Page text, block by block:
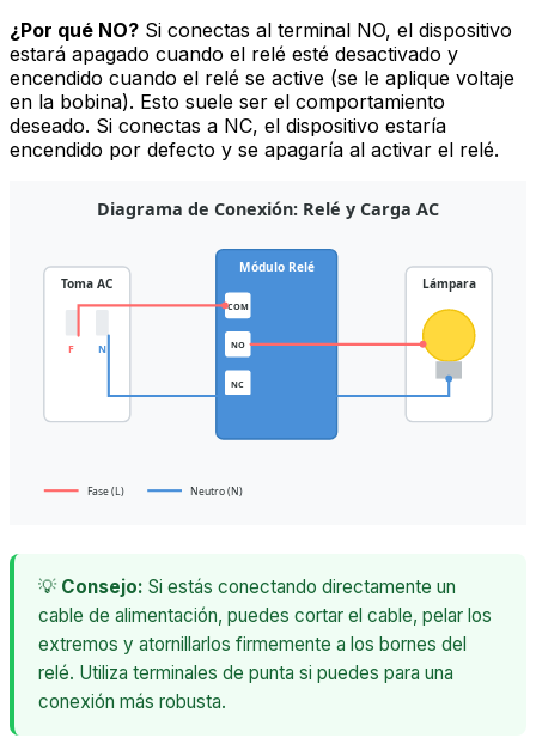
¿Por qué NO? Si conectas al terminal NO, el dispositivo
estará apagado cuando el relé esté desactivado y
encendido cuando el relé se active (se le aplique voltaje
en la bobina). Esto suele ser el comportamiento
deseado. Si conectas a NC, el dispositivo estaría
encendido por defecto y se apagaría al activar el relé.
Diagrama de Conexión: Relé y Carga AC
Fase (L) Neutro (N)
Toma AC
F N
Módulo Relé
COM
NO
NC
Lámpara
💡 Consejo: Si estás conectando directamente un
cable de alimentación, puedes cortar el cable, pelar los
extremos y atornillarlos firmemente a los bornes del
relé. Utiliza terminales de punta si puedes para una
conexión más robusta.